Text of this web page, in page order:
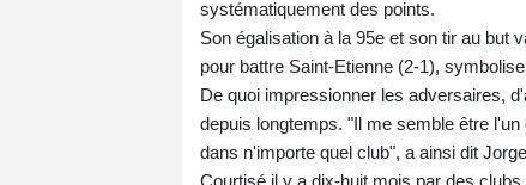
systématiquement des points.
Son égalisation à la 95e et son tir au but
pour battre Saint-Etienne (2-1),
De quoi impressionner les adversaires,
depuis longtemps. "Il me semble être
dans n'importe quel club", a ainsi dit